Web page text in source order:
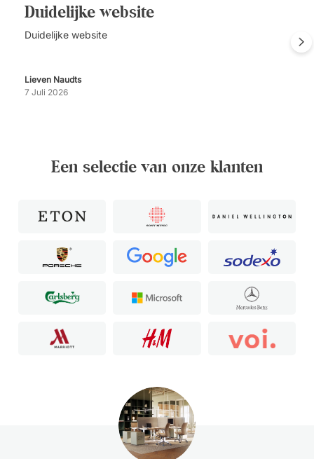
Duidelijke website
Duidelijke website
Lieven Naudts
7 Juli 2026
Een selectie van onze klanten